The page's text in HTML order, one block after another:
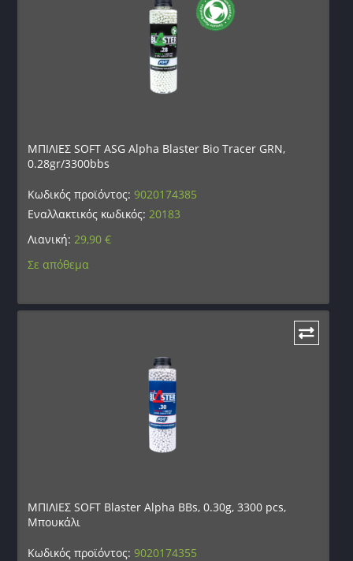
ΜΠΙΛΙΕΣ SOFT ASG Alpha Blaster Bio Tracer GRN,
0.28gr/3300bbs
Κωδικός προϊόντος:9020174385
Εναλλακτικός κωδικός:20183
Λιανική:29,90€
Σε απόθεμα
ΜΠΙΛΙΕΣ SOFT Blaster Alpha BBs, 0.30g, 3300 pcs,
Μπουκάλι
Κωδικός προϊόντος:9020174355